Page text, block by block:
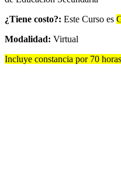
¿Tiene costo?: Este Curso es
Modalidad: Virtual
Incluye constancia por 70